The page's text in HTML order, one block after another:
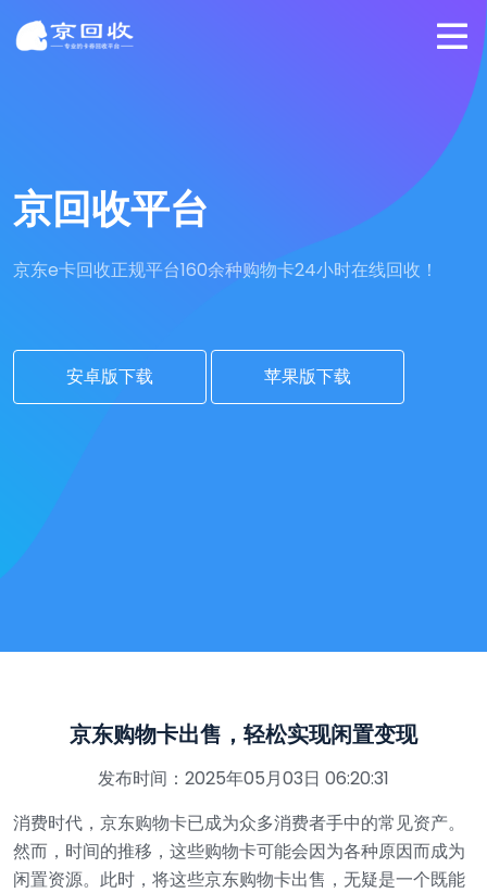
京回收平台
京东e卡回收正规平台160余种购物卡24小时在线回收！
安卓版下载 苹果版下载
京东购物卡出售，轻松实现闲置变现
发布时间：2025年05月03日 06:20:31
消费时代，京东购物卡已成为众多消费者手中的常见资产。
然而，时间的推移，这些购物卡可能会因为各种原因而成为
闲置资源。此时，将这些京东购物卡出售，无疑是一个既能